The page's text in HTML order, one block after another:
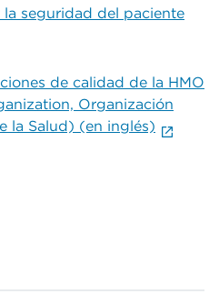
seguridad del paciente
de calidad de la HMO
Organización
la Salud) (en inglés)